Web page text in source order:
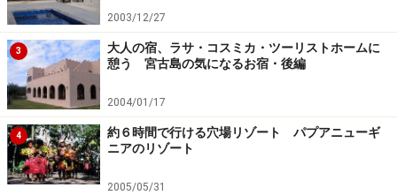
区があります。双子ヤシの群生が見られるのは、プララ
ン島とキュイーズ島周辺のみだけなのだそうです。
また、プララン島から船で約15分のラディーグ島が4番
目に大きく、花崗岩の造形美に溢れる島です。
2003/12/27
3
大人の宿、ラサ・コスミカ・ツーリストホームに
憩う 宮古島の気になるお宿・後編
2004/01/17
4
約６時間で行ける穴場リゾート パプアニューギ
ニアのリゾート
2005/05/31